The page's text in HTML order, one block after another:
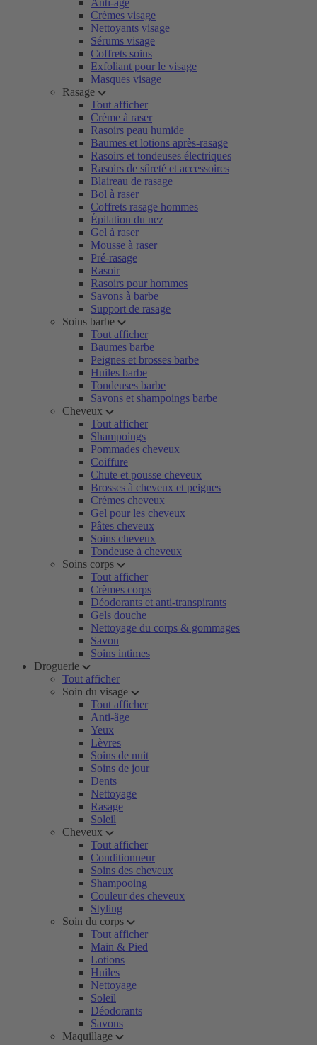
Anti-âge
Crèmes visage
Nettoyants visage
Sérums visage
Coffrets soins
Exfoliant pour le visage
Masques visage
Rasage
Tout afficher
Crème à raser
Rasoirs peau humide
Baumes et lotions après-rasage
Rasoirs et tondeuses électriques
Rasoirs de sûreté et accessoires
Blaireau de rasage
Bol à raser
Coffrets rasage hommes
Épilation du nez
Gel à raser
Mousse à raser
Pré-rasage
Rasoir
Rasoirs pour hommes
Savons à barbe
Support de rasage
Soins barbe
Tout afficher
Baumes barbe
Peignes et brosses barbe
Huiles barbe
Tondeuses barbe
Savons et shampoings barbe
Cheveux
Tout afficher
Shampoings
Pommades cheveux
Coiffure
Chute et pousse cheveux
Brosses à cheveux et peignes
Crèmes cheveux
Gel pour les cheveux
Pâtes cheveux
Soins cheveux
Tondeuse à cheveux
Soins corps
Tout afficher
Crèmes corps
Déodorants et anti-transpirants
Gels douche
Nettoyage du corps & gommages
Savon
Soins intimes
Droguerie
Tout afficher
Soin du visage
Tout afficher
Anti-âge
Yeux
Lèvres
Soins de nuit
Soins de jour
Dents
Nettoyage
Rasage
Soleil
Cheveux
Tout afficher
Conditionneur
Soins des cheveux
Shampooing
Couleur des cheveux
Styling
Soin du corps
Tout afficher
Main & Pied
Lotions
Huiles
Nettoyage
Soleil
Déodorants
Savons
Maquillage